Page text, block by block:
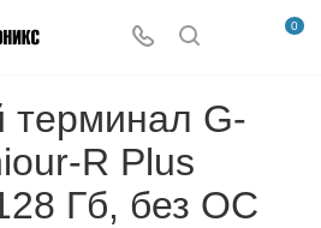
0
терминал G-
R Plus
Гб, без ОС